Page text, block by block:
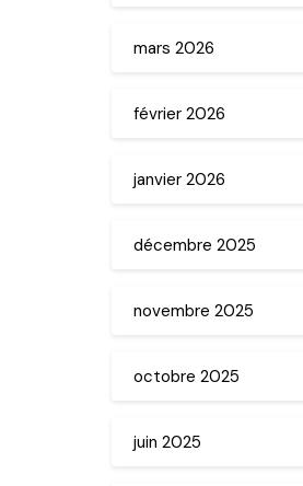
mars 2026
février 2026
janvier 2026
décembre 2025
novembre 2025
octobre 2025
juin 2025